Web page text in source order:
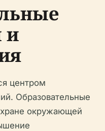
и
центром
Образовательные
окружающей